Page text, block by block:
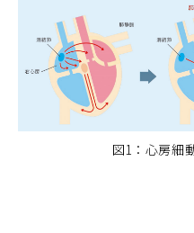
図1：心房細